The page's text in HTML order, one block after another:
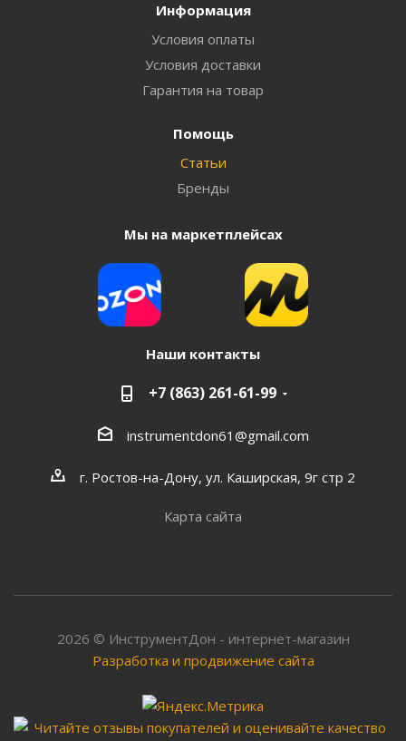
Информация
Условия оплаты
Условия доставки
Гарантия на товар
Помощь
Статьи
Бренды
Мы на маркетплейсах
Наши контакты
+7 (863) 261-61-99
instrumentdon61@gmail.com
г. Ростов-на-Дону, ул. Каширская, 9г стр 2
Карта сайта
2026 © ИнструментДон - интернет-магазин
Разработка и продвижение сайта